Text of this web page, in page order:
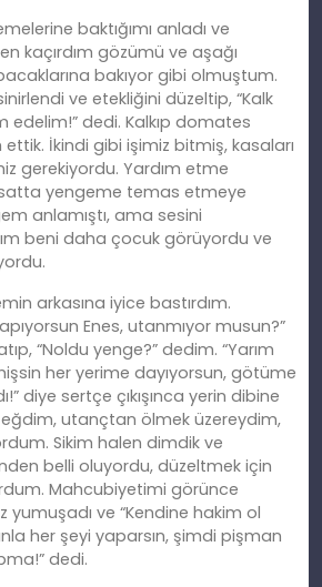
baktığımı anladı ve
kaçırdım gözümü ve aşağı
bakıyor gibi olmuştum.
ve etekliğini düzeltip, “Kalk
edelim!” dedi. Kalkıp domates
İkindi gibi işimiz bitmiş, kasaları
gerekiyordu. Yardım etme
yengeme temas etmeye
anlamıştı, ama sesini
beni daha çocuk görüyordu ve
arkasına iyice bastırdım.
Enes, utanmıyor musun?”
“Noldu yenge?” dedim. “Yarım
her yerime dayıyorsun, götüme
diye sertçe çıkışınca yerin dibine
eğdim, utançtan ölmek üzereydim,
Sikim halen dimdik ve
belli oluyordu, düzeltmek için
Mahcubiyetimi görünce
yumuşadı ve “Kendine hakim ol
her şeyi yaparsın, şimdi pişman
dedi.